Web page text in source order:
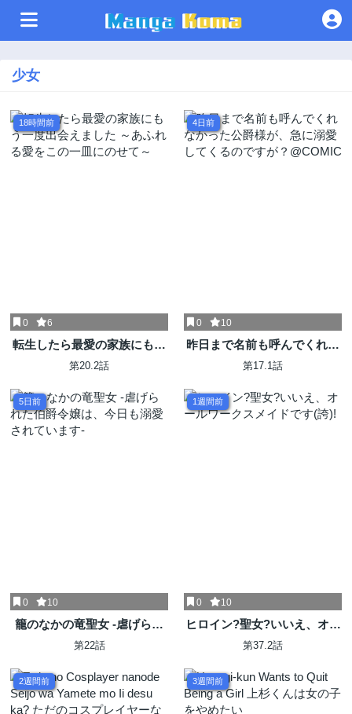
少女
18時間前
0 6
転生したら最愛の家族にもう
一度出会えました ～あふれる
第20.2話
4日前
0 10
昨日まで名前も呼んでくれな
かった公爵様が、急に溺愛し
第17.1話
5日前
0 10
籠のなかの竜聖女 -虐げられ
た伯爵令嬢は、今日も溺愛さ
第22話
1週間前
0 10
ヒロイン?聖女?いいえ、オー
ルワークスメイドです(誇)!
第37.2話
2週間前 3週間前